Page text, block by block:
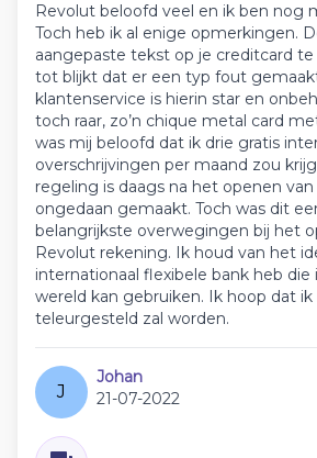
Revolut beloofd veel en ik ben nog
Toch heb ik al enige opmerkingen.
aangepaste tekst op je creditcard
tot blijkt dat er een typ fout
klantenservice is hierin star en
toch raar, zo’n chique metal card
was mij beloofd dat ik drie gratis
overschrijvingen per maand zou
regeling is daags na het openen
ongedaan gemaakt. Toch was dit
belangrijkste overwegingen bij het
Revolut rekening. Ik houd van het
internationaal flexibele bank heb die
wereld kan gebruiken. Ik hoop dat
teleurgesteld zal worden.
J
Johan
21-07-2022